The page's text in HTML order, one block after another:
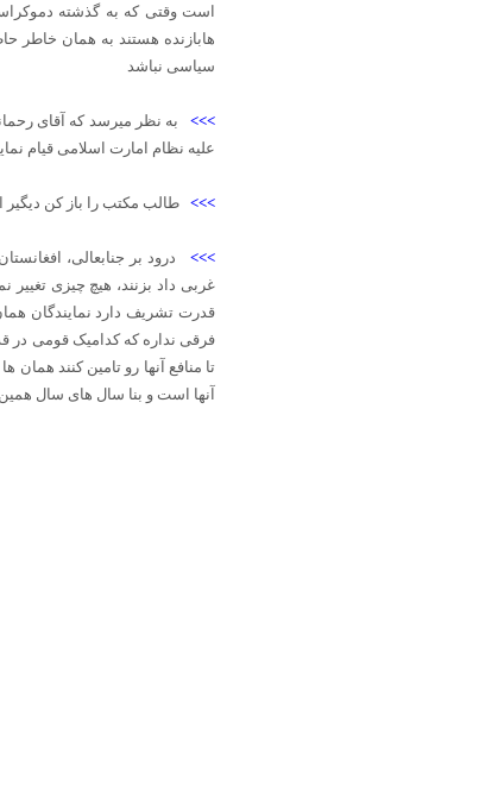
است وقتی که به گذشته
هابازنده هستند به همان خاطر
سیاسی نباشد
>>> به نظر میرسد که آقای
علیه نظام امارت اسلامی قيام
>>> طالب مکتب را باز کن دیگیر
>>> درود بر جنابعالی،
قدرت تشريف دارد نمایندگان
فرقی نداره که کدامیک قومی در
تا منافع آنها رو تامین کنند
آنها است‌ و بنا سال های سال